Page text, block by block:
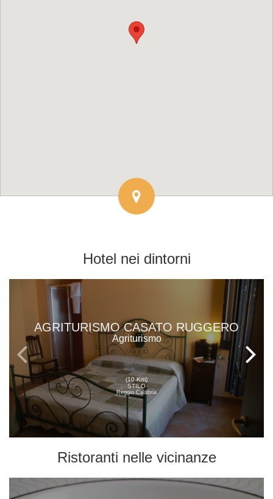
Hotel nei dintorni
AGRITURISMO CASATO RUGGERO
Agriturismo
(10 Km)
STILO
Reggio Calabria
Ristoranti nelle vicinanze